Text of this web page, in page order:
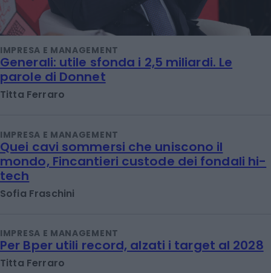
IMPRESA E MANAGEMENT
Generali: utile sfonda i 2,5 miliardi. Le
parole di Donnet
Titta Ferraro
IMPRESA E MANAGEMENT
Quei cavi sommersi che uniscono il
mondo, Fincantieri custode dei fondali hi-
tech
Sofia Fraschini
IMPRESA E MANAGEMENT
Per Bper utili record, alzati i target al 2028
Titta Ferraro